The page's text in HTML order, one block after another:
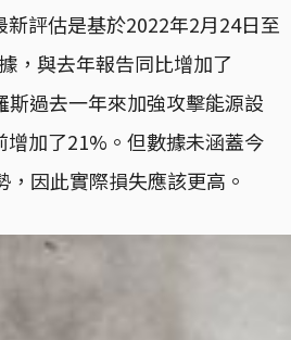
評估是基於2022年2月24日至
，與去年報告同比增加了
斯過去一年來加強攻擊能源設
加了21%。但數據未涵蓋今
因此實際損失應該更高。